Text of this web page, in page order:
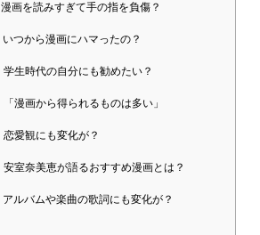
漫画を読みすぎて手の指を負傷？
いつから漫画にハマったの？
学生時代の自分にも勧めたい？
「漫画から得られるものは多い」
恋愛観にも変化が？
安室奈美恵が語るおすすめ漫画とは？
アルバムや楽曲の歌詞にも変化が？